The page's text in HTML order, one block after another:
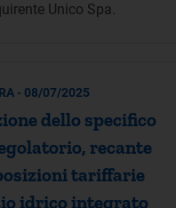
Unico Spa.
- 08/07/2025
dello specifico
recante
tariffarie
idrico integrato